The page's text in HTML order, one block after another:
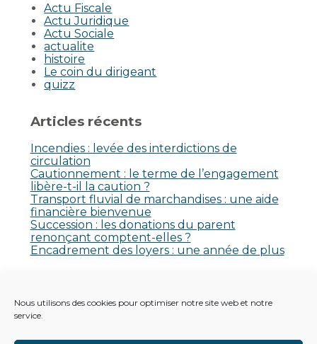
Nous utilisons des cookies pour optimiser notre site web et notre
service.
Actu Fiscale
Actu Juridique
Actu Sociale
actualite
histoire
Le coin du dirigeant
quizz
Articles récents
Incendies : levée des interdictions de
circulation
Cautionnement : le terme de l’engagement
libère-t-il la caution ?
Transport fluvial de marchandises : une aide
financière bienvenue
Succession : les donations du parent
renonçant comptent-elles ?
Encadrement des loyers : une année de plus
Aucun commentaire à afficher.